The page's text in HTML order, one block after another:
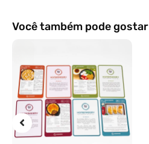
Você também pode gostar